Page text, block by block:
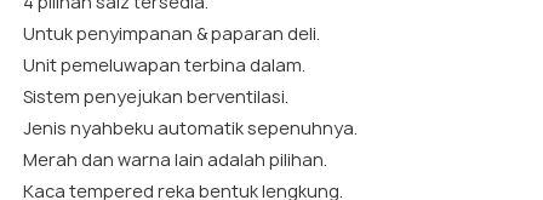
Untuk penyimpanan & paparan deli.
Unit pemeluwapan terbina dalam.
Sistem penyejukan berventilasi.
Jenis nyahbeku automatik sepenuhnya.
Merah dan warna lain adalah pilihan.
Kaca tempered reka bentuk lengkung.